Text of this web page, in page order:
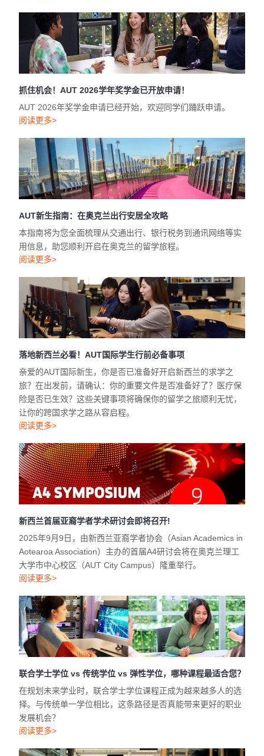
抓住机会！AUT 2026学年奖学金已开放申请！
AUT 2026年奖学金申请已经开始，欢迎同学们踊跃申请。
阅读更多>
AUT新生指南：在奥克兰出行安居全攻略
本指南将为您全面梳理从交通出行、银行税务到通讯网络等实
用信息，助您顺利开启在奥克兰的留学旅程。
阅读更多>
落地新西兰必看！AUT国际学生行前必备事项
亲爱的AUT国际新生，你是否已准备好开启新西兰的求学之
旅？在出发前，请确认：你的重要文件是否准备好了？医疗保
险是否已生效？这些关键事项将确保你的留学之旅顺利无忧，
让你的跨国求学之路从容启程。
阅读更多>
新西兰首届亚裔学者学术研讨会即将召开!
2025年9月9日，由新西兰亚裔学者协会（Asian Academics in
Aotearoa Association）主办的首届A4研讨会将在奥克兰理工
大学市中心校区（AUT City Campus）隆重举行。
阅读更多>
联合学士学位 vs 传统学位 vs 弹性学位，哪种课程最适合您？
在规划未来学业时，联合学士学位课程正成为越来越多人的选
择。与传统单一学位相比，这条路径是否真能带来更好的职业
发展机会？
阅读更多>